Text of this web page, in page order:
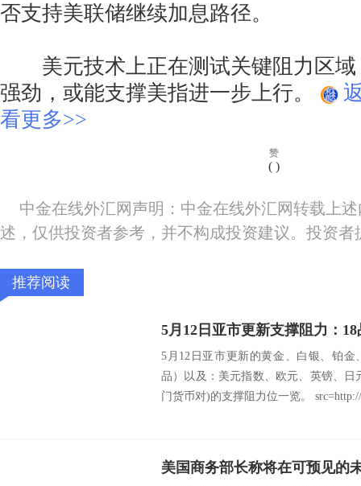
否支持美联储继续加息路径。
美元技术上正在测试关键阻力区域
强劲，或能支撑美指进一步上行。
看更多>>
赞
( )
中金在线外汇网声明：中金在线外汇网转载上
述，仅供投资者参考，并不构成投资建议。投资
推荐阅读
5月12日亚市更新的黄金、白银、铂
品）以及：美元指数、欧元、英镑、
门货币对)的支撑阻力位一览。
美国商务部长称将在可预见的